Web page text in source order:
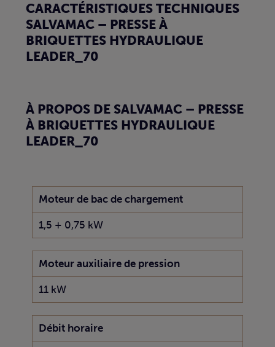
CARACTÉRISTIQUES TECHNIQUES
SALVAMAC – PRESSE À
BRIQUETTES HYDRAULIQUE
LEADER_70
À PROPOS DE SALVAMAC – PRESSE
À BRIQUETTES HYDRAULIQUE
LEADER_70
Moteur de bac de chargement
1,5 + 0,75 kW
Moteur auxiliaire de pression
11 kW
Débit horaire